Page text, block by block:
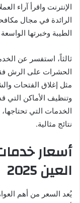
الإنترنت واقرأ آراء
الرائدة في مجال
الطيبة وخبرتها
ثالثاً، استفسر عن
الحشرات على الرش
مثل إغلاق الفتحات
وتنظيف الأماكن التي
الخدمات التي
نتائج مثالية.
أسعار
العين 2025
يُعد السعر من أهم